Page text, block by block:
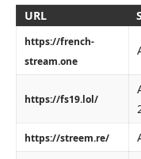
URL
https://french-
stream.one
https://fs19.lol/
https://streem.re/